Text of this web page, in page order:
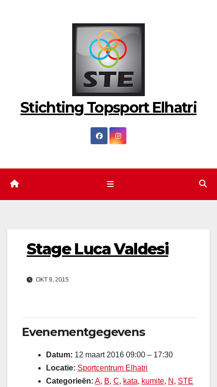
Stichting Topsport Elhatri
Stage Luca Valdesi
OKT 9, 2015
Evenementgegevens
Datum: 12 maart 2016 09:00 – 17:30
Locatie: Sportcentrum Elhatri
Categorieën: A, B, C, kata, kumite, N , STE